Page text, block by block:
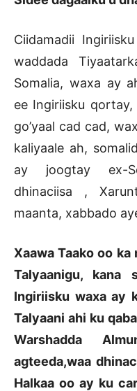
Ciidamadii
waddada
Somalia, waxa ay
ee Ingiriisku
go’yaal cad cad,
kaliyaale ah,
ay joogtay ex-
dhinaciisa ,
maanta, xabbado
Xaawa Taako oo
Talyaanigu,
Ingiriisku waxa ay
Talyaani ahi ku
Warshadda
agteeda,waa
Halkaa oo ay ku